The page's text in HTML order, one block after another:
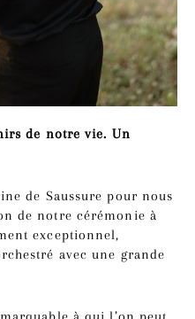
de notre vie. Un
de Saussure pour nous
de notre cérémonie à
exceptionnel,
avec une grande